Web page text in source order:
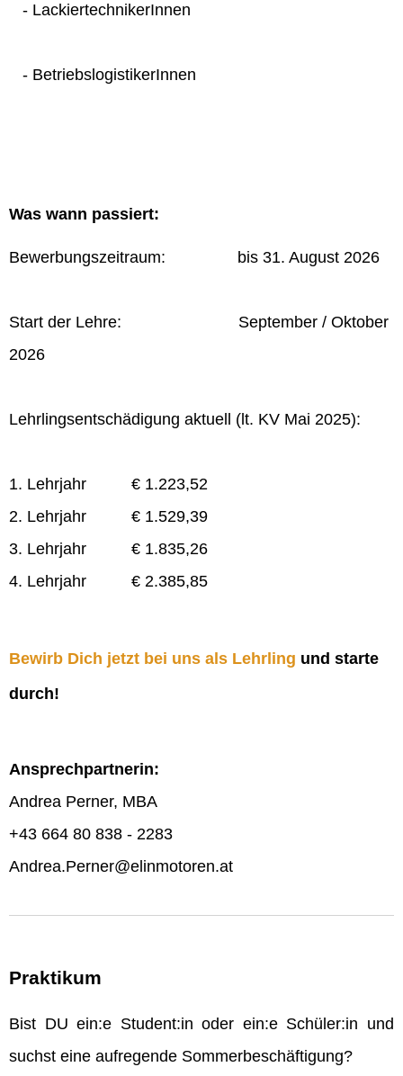
- LackiertechnikerInnen
- BetriebslogistikerInnen
Was wann passiert:
Bewerbungszeitraum: bis 31. August 2026
Start der Lehre: September / Oktober
2026
Lehrlingsentschädigung aktuell (lt. KV Mai 2025):
1. Lehrjahr € 1.223,52
2. Lehrjahr € 1.529,39
3. Lehrjahr € 1.835,26
4. Lehrjahr € 2.385,85
Bewirb Dich jetzt bei uns als Lehrling und starte
durch!
Ansprechpartnerin:
Andrea Perner, MBA
+43 664 80 838 - 2283
Andrea.Perner@elinmotoren.at
Praktikum
Bist DU ein:e Student:in oder ein:e Schüler:in und
suchst eine aufregende Sommerbeschäftigung?